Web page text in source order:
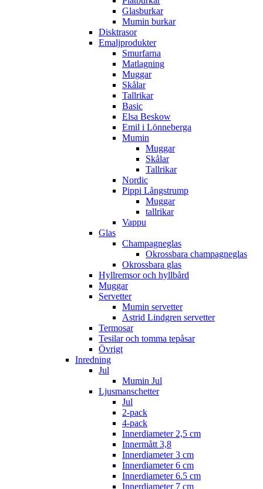
Glasburkar
Mumin burkar
Disktrasor
Emaljprodukter
Smurfarna
Matlagning
Muggar
Skålar
Tallrikar
Basic
Elsa Beskow
Emil i Lönneberga
Mumin
Muggar
Skålar
Tallrikar
Nordic
Pippi Långstrump
Muggar
tallrikar
Vappu
Glas
Champagneglas
Okrossbara champagneglas
Okrossbara glas
Hyllremsor och hyllbård
Muggar
Servetter
Mumin servetter
Astrid Lindgren servetter
Termosar
Tesilar och tomma tepåsar
Övrigt
Inredning
Jul
Mumin Jul
Ljusmanschetter
Jul
2-pack
4-pack
Innerdiameter 2,5 cm
Innermått 3,8
Innerdiameter 3 cm
Innerdiameter 6 cm
Innerdiameter 6.5 cm
Innerdiameter 7 cm